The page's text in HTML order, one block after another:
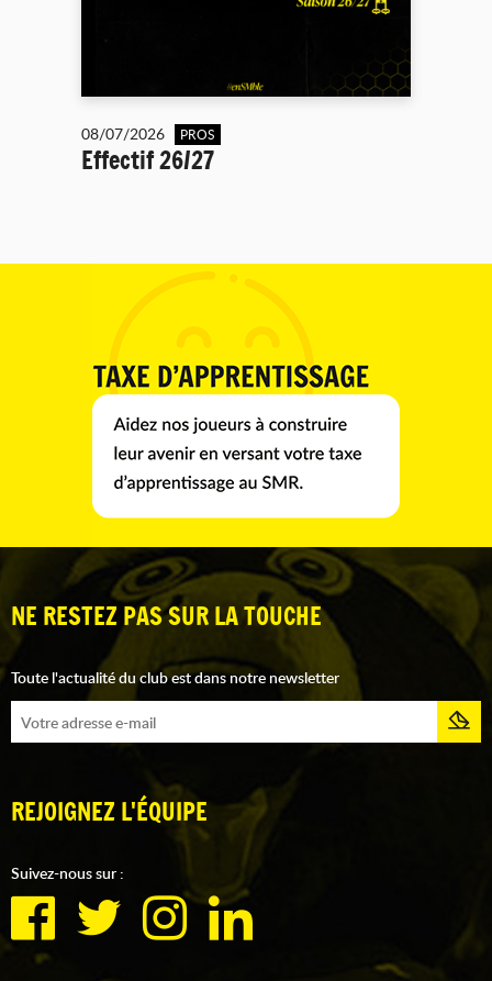
08/07/2026 PROS
Effectif 26/27
NE RESTEZ PAS SUR LA TOUCHE
Toute l'actualité du club est dans notre newsletter
REJOIGNEZ L'ÉQUIPE
Suivez-nous sur :